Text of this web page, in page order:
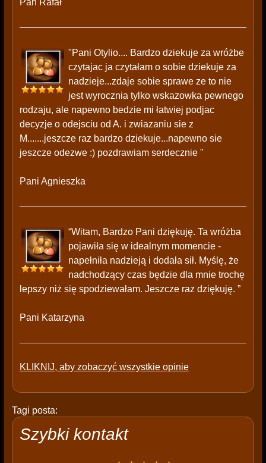
Pan Rafał
"Pani Otylio.... Bardzo dziekuje za wróżbe
czytajac ja czytałam o sobie dziekuje za
nadzieje...zdaje sobie sprawe ze to nie
jest wyrocznia tylko wskazowka pewnego
rodzaju, ale napewno bedzie mi łatwiej podjac
decyzje o odejsciu od A. i zwiazaniu sie z
M.......jeszcze raz bardzo dziekuje...napewno sie
jeszcze odezwe :) pozdrawiam serdecznie "
Pani Agnieszka
“Witam, Bardzo Pani dziękuję. Ta wróżba
pojawiła się w idealnym momencie -
napełniła nadzieją i dodała sił. Myślę, że
nadchodzący czas będzie dla mnie trochę
lepszy niż się spodziewałam. Jeszcze raz dziękuję. ”
Pani Katarzyna
KLIKNIJ, aby zobaczyć wszystkie opinie
Tagi posta:
Szybki kontakt